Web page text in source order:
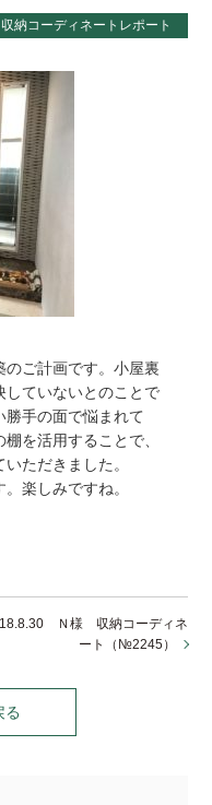
収納コーディネートレポート
のご計画です。小屋裏
していないとのことで
勝手の面で悩まれて
を活用することで、
ただきました。
楽しみですね。
Ｎ様 収納コーディネ
ート（№2245）
る